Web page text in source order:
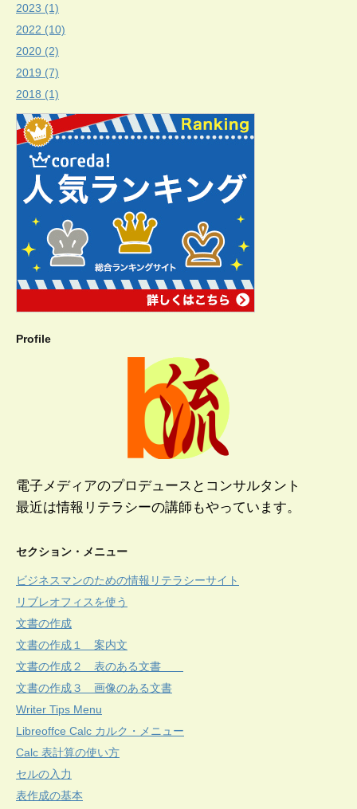
2023 (1)
2022 (10)
2020 (2)
2019 (7)
2018 (1)
Profile
電子メディアのプロデュースとコンサルタント
最近は情報リテラシーの講師もやっています。
セクション・メニュー
ビジネスマンのための情報リテラシーサイト
リブレオフィスを使う
文書の作成
文書の作成１ 案内文
文書の作成２ 表のある文書
文書の作成３ 画像のある文書
Writer Tips Menu
Libreoffce Calc カルク・メニュー
Calc 表計算の使い方
セルの入力
表作成の基本